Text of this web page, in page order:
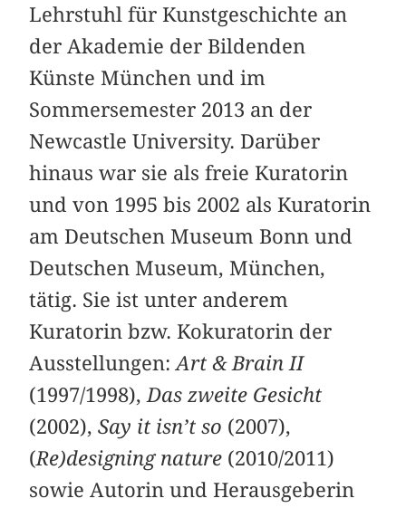
Lehrstuhl für Kunstgeschichte an
der Akademie der Bildenden
Künste München und im
Sommersemester 2013 an der
Newcastle University. Darüber
hinaus war sie als freie Kuratorin
und von 1995 bis 2002 als Kuratorin
am Deutschen Museum Bonn und
Deutschen Museum, München,
tätig. Sie ist unter anderem
Kuratorin bzw. Kokuratorin der
Ausstellungen:Art & Brain II
(1997/1998), Das zweite Gesicht
(2002),Say it isn’t so (2007),
(Re)designing nature (2010/2011)
sowie Autorin und Herausgeberin